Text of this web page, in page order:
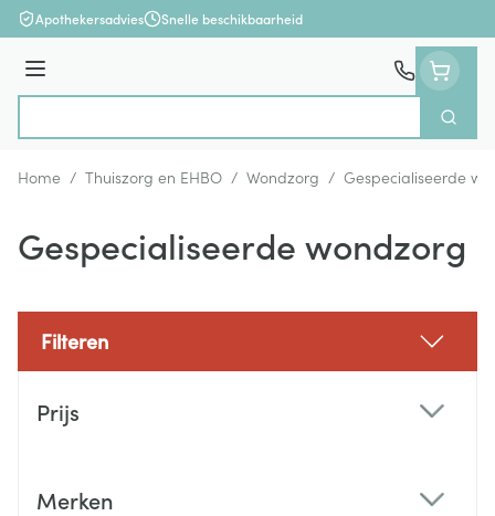
Ga naar de inhoud
Apothekersadvies Snelle beschikbaarheid
Menu
Zoek
Home / Thuiszorg en EHBO / Wondzorg / Gespecialiseerde
Gespecialiseerde wondzorg
Filteren
Prijs
Merken